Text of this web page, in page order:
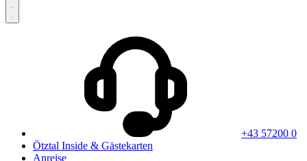
+43 57200 0
Ötztal Inside & Gästekarten
Anreise